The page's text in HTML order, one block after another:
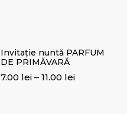
Invitație nuntă PARFUM
DE PRIMĂVARĂ
7.00 lei – 11.00 leiInterval